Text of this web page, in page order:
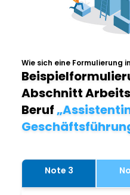
Wie sich eine Formulierung
Abschnitt
Beruf
Note 3